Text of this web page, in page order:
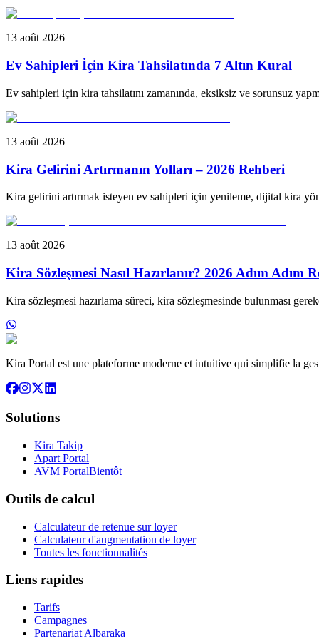
13 août 2026
Ev Sahipleri İçin Kira Tahsilatında 7 Altın Kural
Ev sahipleri için kira tahsilatını zamanında, eksiksiz ve sorunsuz
13 août 2026
Kira Gelirini Artırmanın Yolları – 2026 Rehberi
Kira gelirini artırmak isteyen ev sahipleri için yenileme, dijital kira
13 août 2026
Kira Sözleşmesi Nasıl Hazırlanır? 2026 Adım Adım
Kira sözleşmesi hazırlama süreci, kira sözleşmesinde bulunması
Kira Portal est une plateforme moderne et intuitive qui simplifie la
Solutions
Kira Takip
Apart Portal
AVM PortalBientôt
Outils de calcul
Calculateur de retenue sur loyer
Calculateur d'augmentation de loyer
Toutes les fonctionnalités
Liens rapides
Tarifs
Campagnes
Partenariat Albaraka